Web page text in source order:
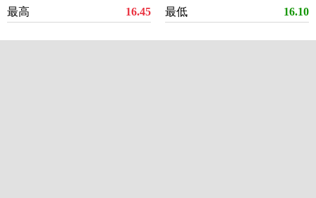
最高 16.45 最低 16.10